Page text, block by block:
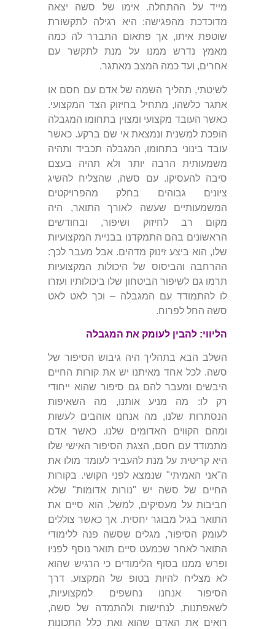
מייד על ההתחלה. אימו של סשה יצאה
מדוכדכת מהפגישה: היא רגילה לתקשורת
שוטפת איתו, אך פתאום התברר לה כמה
מאמץ נדרש ממנו על מנת לתקשר עם
אחרים, ועד כמה המצב מאתגר.
לשיטתי, תהליך השמה של אדם עם חסם או
אתגר כלשהו, מתחיל בחיזוק הצד המקצועי.
כאשר העובד מקצועי ומצוין בתחומו המגבלה
הופכת למשנית ונמצאת אי שם ברקע. כאשר
עובד בינוני בתחומו, המגבלה תכביד ותהיה
משמעותית הרבה יותר ולא תהיה בעצם
סיבה להעסיקו. עם סשה, שהצליח להשיג
ציונים גבוהים בחלק מהפרויקטים
המשמעותיים שעשה לאורך התואר, היה
מקום רב לחיזוק ושיפור, ובחודשים
הראשונים בהם התמקדנו בבניית המקצועיות
שלו, הוא ביצע זינוק מדהים. אבל מעבר לכך:
ההרחבה והביסוס של היכולות המקצועיות
תרמו גם לשיפור הביטחון שלו ביכולותיו ועזרו
לו להתמודד עם המגבלה – וכך לאט לאט
סשה החל לפרוח.
הליווי: להבין לעומק את המגבלה
השלב הבא בתהליך היה גיבוש הסיפור של
סשה. לכל אחד מאיתנו יש את קורות החיים
היבשים ומעבר להם גם סיפור שהוא ייחודי
רק לו: מה מניע אותנו, מה השאיפות
הנסתרות שלנו, מה אנחנו אוהבים לעשות
ומהם הקווים האדומים שלנו. כאשר אדם
מתמודד עם חסם, הצגת הסיפור האישי שלו
היא קריטית על מנת להעביר לעומד מולו את
ה"אני האמיתי" שנמצא לפני הקושי. בקורות
החיים של סשה יש "נורות אדומות" שלא
חביבות על מעסיקים, למשל, הוא סיים את
התואר בגיל מבוגר יחסית. אך כאשר צוללים
לעומק הסיפור, מגלים שסשה פנה ללימודי
התואר לאחר שכמעט סיים תואר נוסף לפניו
ופרש ממנו בסוף הלימודים כי הרגיש שהוא
לא מצליח להיות בטופ של המקצוע. דרך
הסיפור אנחנו נחשפים למקצועיות,
לשאפתנות, לנחישות ולהתמדה של סשה,
רואים את האדם שהוא ואת כלל התכונות